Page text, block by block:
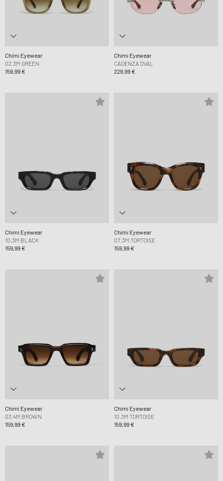
Chimi Eyewear
02.3M GREEN
159,99 €
Chimi Eyewear
CADENZA OVAL
229,99 €
Chimi Eyewear
10.3M BLACK
159,99 €
Chimi Eyewear
07.3M TORTOISE
159,99 €
Chimi Eyewear
03.4M BROWN
159,99 €
Chimi Eyewear
10.3M TORTOISE
159,99 €